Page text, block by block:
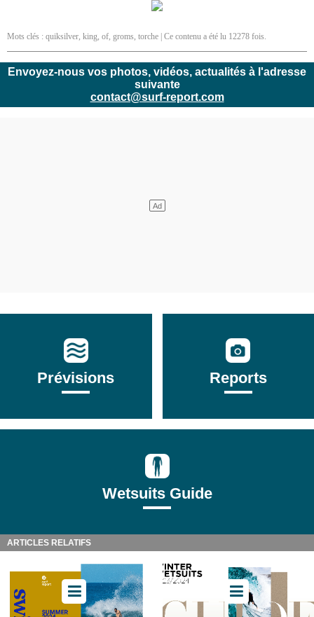
Mots clés : quiksilver, king, of, groms, torche | Ce contenu a été lu 12278 fois.
Envoyez-nous vos photos, vidéos, actualités à l'adresse
suivante
contact@surf-report.com
Prévisions Reports
Wetsuits Guide
ARTICLES RELATIFS